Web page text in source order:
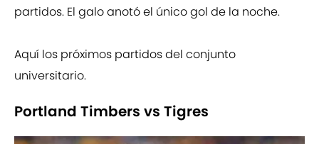
partidos. El galo anotó el único gol de la noche.
Aquí los próximos partidos del conjunto
universitario.
Portland Timbers vs Tigres